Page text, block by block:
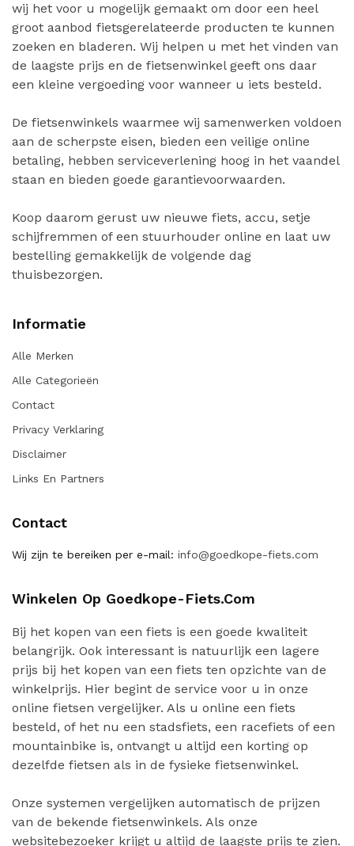
wij het voor u mogelijk gemaakt om door een heel
groot aanbod fietsgerelateerde producten te kunnen
zoeken en bladeren. Wij helpen u met het vinden van
de laagste prijs en de fietsenwinkel geeft ons daar
een kleine vergoeding voor wanneer u iets besteld.
De fietsenwinkels waarmee wij samenwerken voldoen
aan de scherpste eisen, bieden een veilige online
betaling, hebben serviceverlening hoog in het vaandel
staan en bieden goede garantievoorwaarden.
Koop daarom gerust uw nieuwe fiets, accu, setje
schijfremmen of een stuurhouder online en laat uw
bestelling gemakkelijk de volgende dag
thuisbezorgen.
Informatie
Alle Merken
Alle Categorieën
Contact
Privacy Verklaring
Disclaimer
Links En Partners
Contact
Wij zijn te bereiken per e-mail: info@goedkope-fiets.com
Winkelen Op Goedkope-Fiets.com
Bij het kopen van een fiets is een goede kwaliteit
belangrijk. Ook interessant is natuurlijk een lagere
prijs bij het kopen van een fiets ten opzichte van de
winkelprijs. Hier begint de service voor u in onze
online fietsen vergelijker. Als u online een fiets
besteld, of het nu een stadsfiets, een racefiets of een
mountainbike is, ontvangt u altijd een korting op
dezelfde fietsen als in de fysieke fietsenwinkel.
Onze systemen vergelijken automatisch de prijzen
van de bekende fietsenwinkels. Als onze
websitebezoeker krijgt u altijd de laagste prijs te zien.